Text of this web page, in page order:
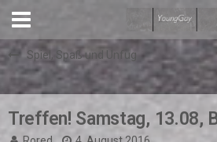
Spiel, Spaß und Unfug
Treffen! Samstag, 13.08,